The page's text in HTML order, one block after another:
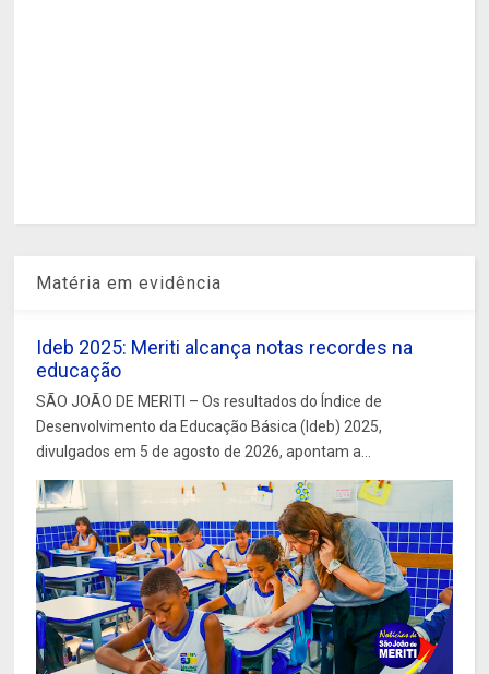
Matéria em evidência
Ideb 2025: Meriti alcança notas recordes na
educação
SÃO JOÃO DE MERITI – Os resultados do Índice de
Desenvolvimento da Educação Básica (Ideb) 2025,
divulgados em 5 de agosto de 2026, apontam a...